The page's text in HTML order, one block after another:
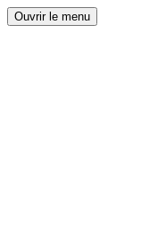
Ouvrir le menu